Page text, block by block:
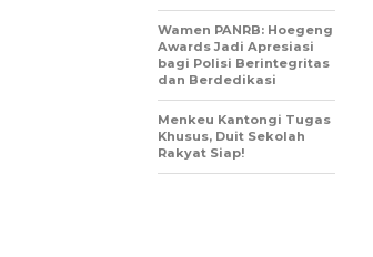
Wamen PANRB: Hoegeng
Awards Jadi Apresiasi
bagi Polisi Berintegritas
dan Berdedikasi
Menkeu Kantongi Tugas
Khusus, Duit Sekolah
Rakyat Siap!